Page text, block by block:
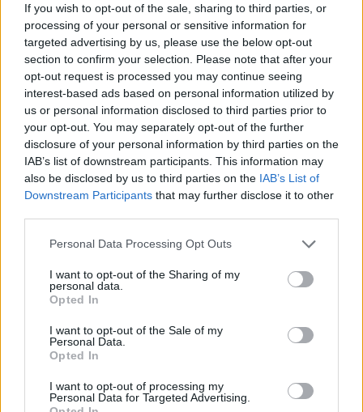
If you wish to opt-out of the sale, sharing to third parties, or
processing of your personal or sensitive information for
targeted advertising by us, please use the below opt-out
section to confirm your selection. Please note that after your
opt-out request is processed you may continue seeing
interest-based ads based on personal information utilized by
us or personal information disclosed to third parties prior to
your opt-out. You may separately opt-out of the further
disclosure of your personal information by third parties on the
IAB’s list of downstream participants. This information may
also be disclosed by us to third parties on the IAB’s List of
Downstream Participants that may further disclose it to other
Please note that this website/app uses one or more Google
not limited to your visit or usage behaviour. You may click to
grant or deny consent to Google and its third-party tags to
use your data for below specified purposes in below Google
consent section.
Personal Data Processing Opt Outs
I want to opt-out of the Sharing of my
personal data.
Opted In
I want to opt-out of the Sale of my
Personal Data.
Opted In
I want to opt-out of processing my
Personal Data for Targeted Advertising.
Ποιοι δικαιούνται σύνταξη 409 ευρώ χωρίς ένσημα
Η OpenAI σταματά το μοντέλο Astra που έλυσε 10
μαθηματικά αινίγματα δεκαετιών